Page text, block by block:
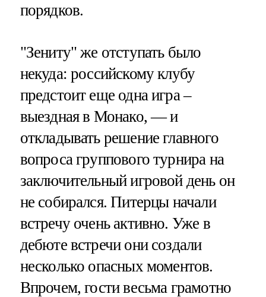
порядков.
"Зениту" же отступать было
некуда: российскому клубу
предстоит еще одна игра –
выездная в Монако, — и
откладывать решение главного
вопроса группового турнира на
заключительный игровой день он
не собирался. Питерцы начали
встречу очень активно. Уже в
дебюте встречи они создали
несколько опасных моментов.
Впрочем, гости весьма грамотно